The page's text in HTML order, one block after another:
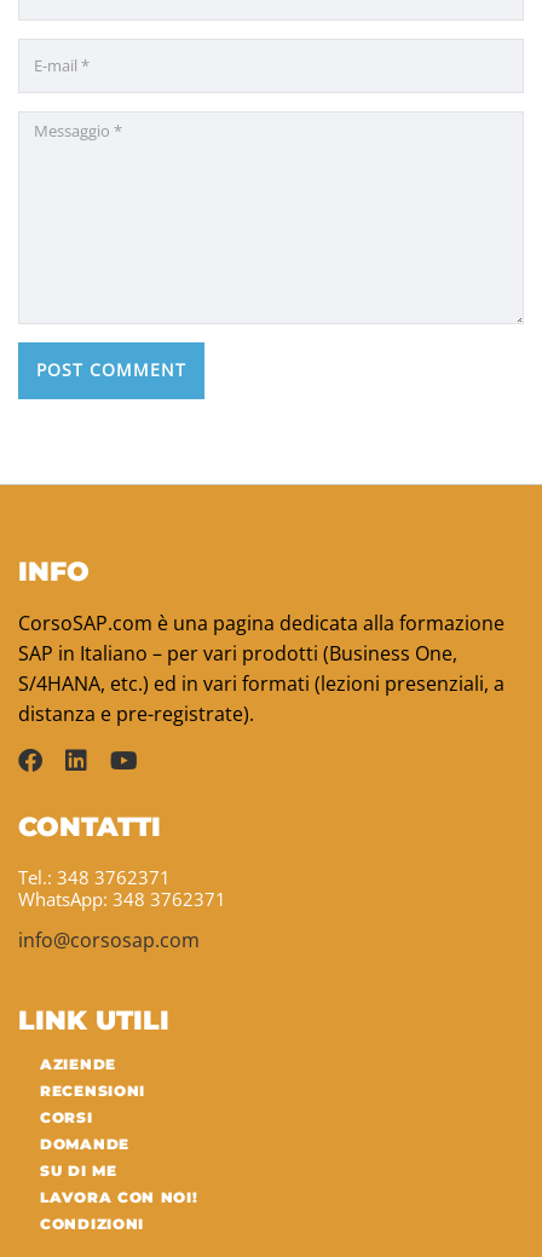
INFO
CorsoSAP.com è una pagina dedicata alla formazione
SAP in Italiano – per vari prodotti (Business One,
S/4HANA, etc.) ed in vari formati (lezioni presenziali, a
distanza e pre-registrate).
CONTATTI
Tel.: 348 3762371
WhatsApp: 348 3762371
info@corsosap.com
LINK UTILI
AZIENDE
RECENSIONI
CORSI
DOMANDE
SU DI ME
LAVORA CON NOI!
CONDIZIONI